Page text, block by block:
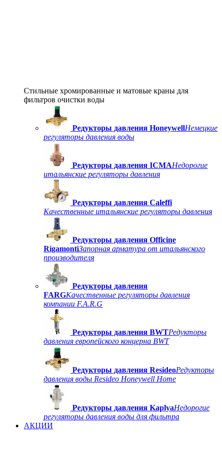
Стильные хромированные и матовые краны для
фильтров очистки воды
Редукторы давления HoneywellНемецкие
регуляторы давления воды
Редукторы давления ICMAНедорогие
итальянские регуляторы давления
Редукторы давления Caleffi
Качественные итальянские регуляторы давления
Редукторы давления Officine
RigamontiЗапорная арматура от итальянского
производителя
Редукторы давления
FARGКачественные регуляторы давления
компании F.A.R.G
Редукторы давления BWTРедукторы
давления европейского концерна BWT
Редукторы давления ResideoРедукторы
давления воды Resideo Honeywell Home
Редукторы давления KaplyaНедорогие
регуляторы давления воды для фильтра
АКЦИИ